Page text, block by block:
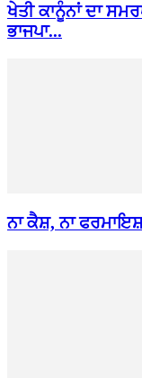
ਖੇਤੀ ਕਾਨੂੰਨਾਂ ਦਾ
ਭਾਜਪਾ...
ਨਾ ਕੈਸ਼, ਨਾ